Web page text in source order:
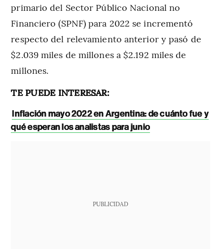
primario del Sector Público Nacional no
Financiero (SPNF) para 2022 se incrementó
respecto del relevamiento anterior y pasó de
$2.039 miles de millones a $2.192 miles de
millones.
TE PUEDE INTERESAR:
Inflación mayo 2022 en Argentina: de cuánto fue y
qué esperan los analistas para junio
PUBLICIDAD